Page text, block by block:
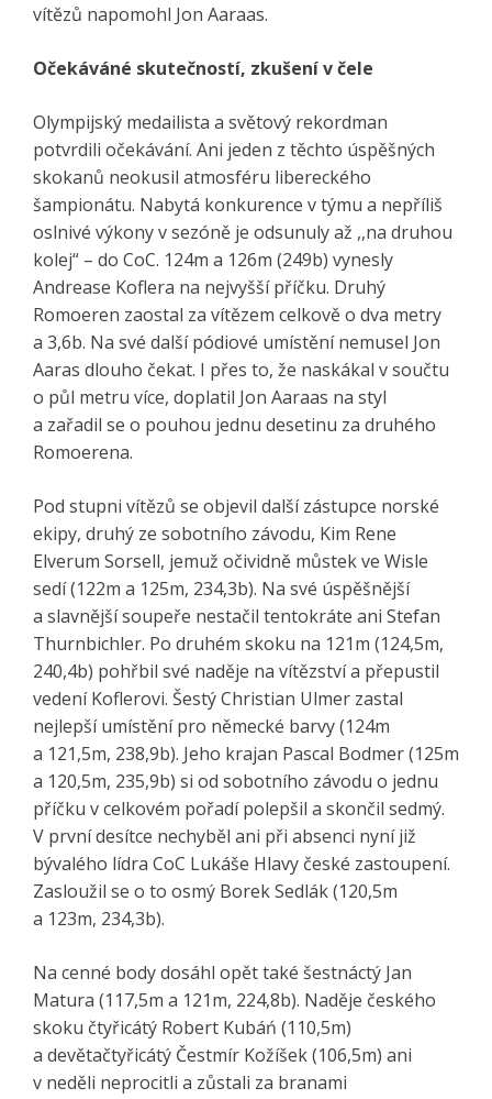
vítězů napomohl Jon Aaraas.
Očekáváné skutečností, zkušení v čele
Olympijský medailista a světový rekordman
potvrdili očekávání. Ani jeden z těchto úspěšných
skokanů neokusil atmosféru libereckého
šampionátu. Nabytá konkurence v týmu a nepříliš
oslnivé výkony v sezóně je odsunuly až ,,na druhou
kolej“ – do CoC. 124m a 126m (249b) vynesly
Andrease Koflera na nejvyšší příčku. Druhý
Romoeren zaostal za vítězem celkově o dva metry
a 3,6b. Na své další pódiové umístění nemusel Jon
Aaras dlouho čekat. I přes to, že naskákal v součtu
o půl metru více, doplatil Jon Aaraas na styl
a zařadil se o pouhou jednu desetinu za druhého
Romoerena.
Pod stupni vítězů se objevil další zástupce norské
ekipy, druhý ze sobotního závodu, Kim Rene
Elverum Sorsell, jemuž očividně můstek ve Wisle
sedí (122m a 125m, 234,3b). Na své úspěšnější
a slavnější soupeře nestačil tentokráte ani Stefan
Thurnbichler. Po druhém skoku na 121m (124,5m,
240,4b) pohřbil své naděje na vítězství a přepustil
vedení Koflerovi. Šestý Christian Ulmer zastal
nejlepší umístění pro německé barvy (124m
a 121,5m, 238,9b). Jeho krajan Pascal Bodmer (125m
a 120,5m, 235,9b) si od sobotního závodu o jednu
příčku v celkovém pořadí polepšil a skončil sedmý.
V první desítce nechyběl ani při absenci nyní již
bývalého lídra CoC Lukáše Hlavy české zastoupení.
Zasloužil se o to osmý Borek Sedlák (120,5m
a 123m, 234,3b).
Na cenné body dosáhl opět také šestnáctý Jan
Matura (117,5m a 121m, 224,8b). Naděje českého
skoku čtyřicátý Robert Kubáń (110,5m)
a devětačtyřicátý Čestmír Kožíšek (106,5m) ani
v neděli neprocitli a zůstali za branami